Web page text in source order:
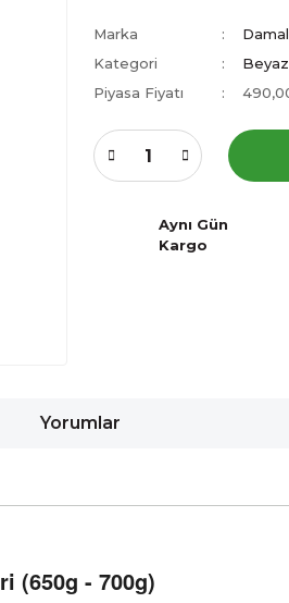
Marka
Kategori
Piyasa Fiyatı
Aynı Gün
Kargo
Yorumlar
(650g - 700g)